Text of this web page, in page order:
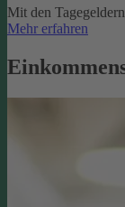
Mit den
Mehr erfahren